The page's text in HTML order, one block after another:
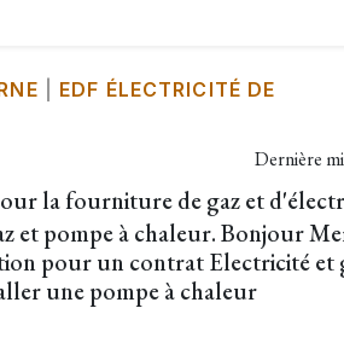
EDF ÉLECTRICITÉ DE
Dernière
la fourniture de gaz et
et pompe à chaleur. Bonjour
pour un contrat Electricité et
une pompe à chaleur